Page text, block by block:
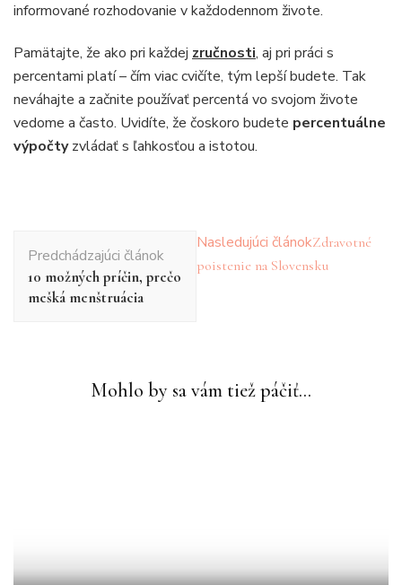
informované rozhodovanie v každodennom živote.
Pamätajte, že ako pri každej zručnosti, aj pri práci s
percentami platí – čím viac cvičíte, tým lepší budete. Tak
neváhajte a začnite používať percentá vo svojom živote
vedome a často. Uvidíte, že čoskoro budete percentuálne
výpočtyzvládať s ľahkosťou a istotou.
článku
Predchádzajúci článok
10 možných príčin, prečo
mešká menštruácia
Nasledujúci článokZdravotné
poistenie na Slovensku
Mohlo by sa vám tiež páčiť...